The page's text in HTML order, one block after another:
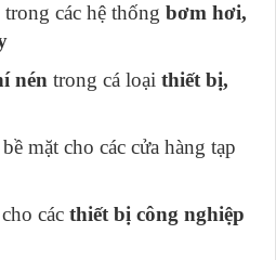
các hệ thống bơm hơi,
nén trong cá loại thiết bị,
mặt cho các cửa hàng tạp
các thiết bị công nghiệp